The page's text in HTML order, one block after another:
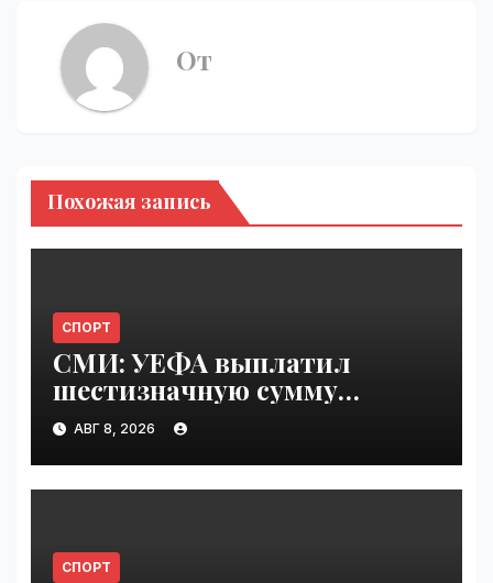
От
Похожая запись
СПОРТ
СМИ: УЕФА выплатил
шестизначную сумму
любовнице Инфантино |
VseTime.ru
АВГ 8, 2026
СПОРТ